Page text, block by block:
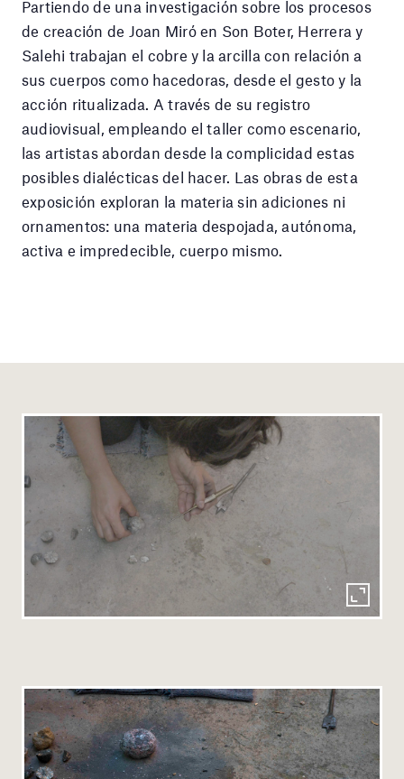
Partiendo de una investigación sobre los procesos
de creación de Joan Miró en Son Boter, Herrera y
Salehi trabajan el cobre y la arcilla con relación a
sus cuerpos como hacedoras, desde el gesto y la
acción ritualizada. A través de su registro
audiovisual, empleando el taller como escenario,
las artistas abordan desde la complicidad estas
posibles dialécticas del hacer. Las obras de esta
exposición exploran la materia sin adiciones ni
ornamentos: una materia despojada, autónoma,
activa e impredecible, cuerpo mismo.